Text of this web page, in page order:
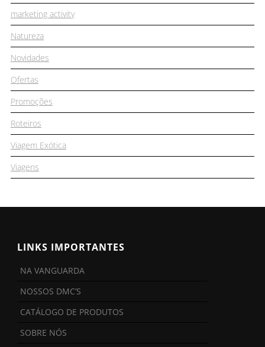
marketing activity
Natureza
Novidades
Ofertas
Promoções
Roteiros
Viagem Exótica
Viagens
LINKS IMPORTANTES
NA VANGUARDA
NOSSOS DMC’S
CATÁLOGO DE PRODUTOS
SOBRE NÓS